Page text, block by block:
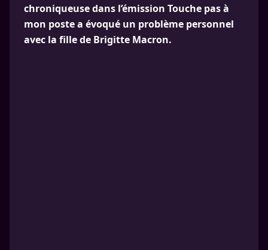
chroniqueuse dans l’émission Touche pas à
mon poste a évoqué un problème personnel
avec la fille de Brigitte Macron.